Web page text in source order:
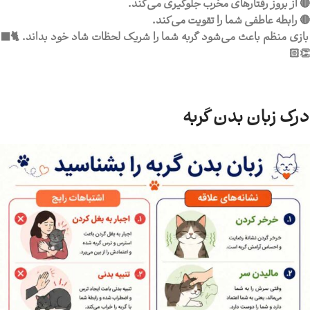
🔴 از بروز رفتارهای مخرب جلوگیری می‌کند.
🔴 رابطه عاطفی شما را تقویت می‌کند.
بازی منظم باعث می‌شود گربه شما را شریک لحظات شاد خود بداند. 🐈‍⬛
👏🏻
درک زبان بدن گربه